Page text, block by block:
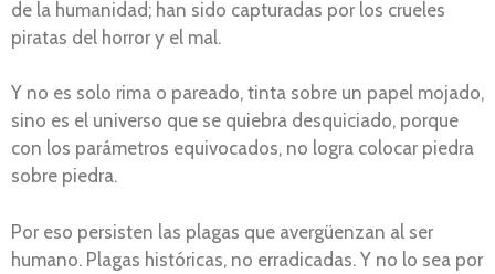
de la humanidad; han sido capturadas por los crueles
piratas del horror y el mal.
Y no es solo rima o pareado, tinta sobre un papel mojado,
sino es el universo que se quiebra desquiciado, porque
con los parámetros equivocados, no logra colocar piedra
sobre piedra.
Por eso persisten las plagas que avergüenzan al ser
humano. Plagas históricas, no erradicadas. Y no lo sea por